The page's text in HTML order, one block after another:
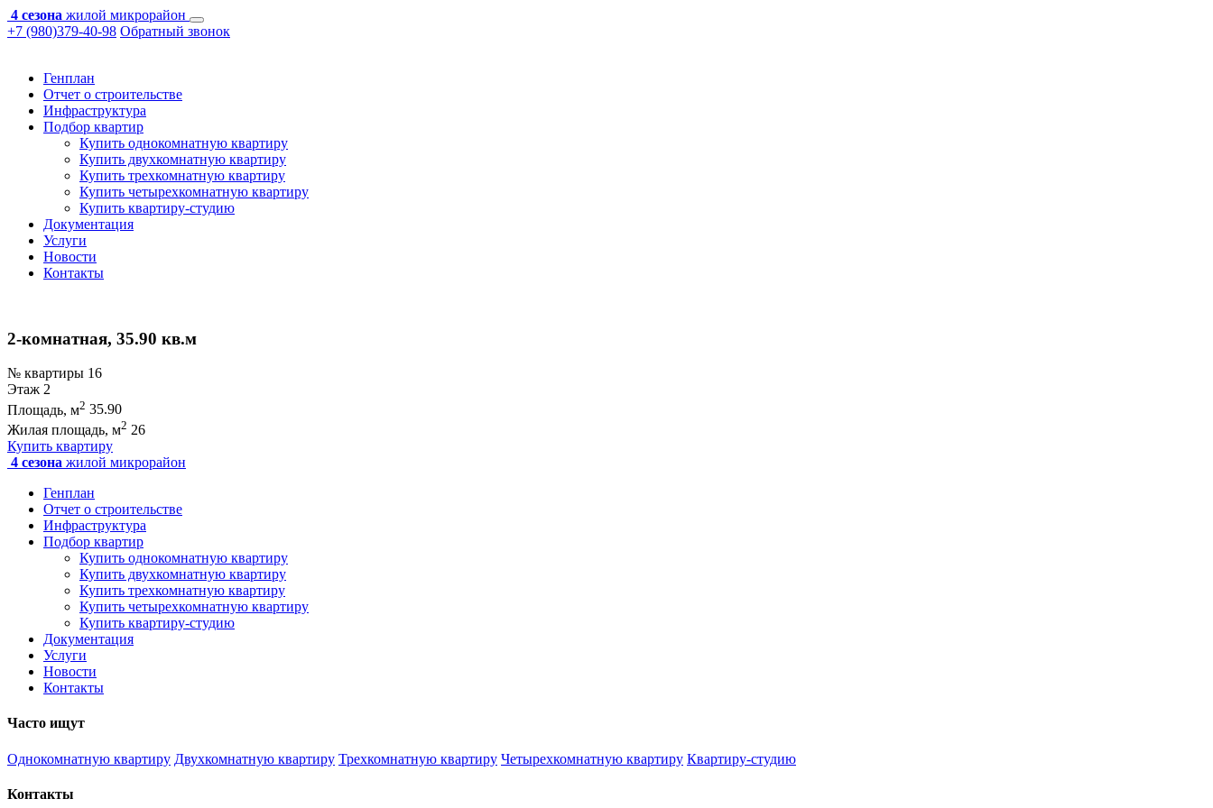
4 сезона жилой микрорайон
+7 (980)379-40-98 Обратный звонок
Генплан
Отчет о строительстве
Инфраструктура
Подбор квартир
Купить однокомнатную квартиру
Купить двухкомнатную квартиру
Купить трехкомнатную квартиру
Купить четырехкомнатную квартиру
Купить квартиру-студию
Документация
Услуги
Новости
Контакты
2-комнатная, 35.90 кв.м
№ квартиры 16
Этаж 2
Площадь, м2 35.90
Жилая площадь, м2 26
Купить квартиру
4 сезона жилой микрорайон
Генплан
Отчет о строительстве
Инфраструктура
Подбор квартир
Купить однокомнатную квартиру
Купить двухкомнатную квартиру
Купить трехкомнатную квартиру
Купить четырехкомнатную квартиру
Купить квартиру-студию
Документация
Услуги
Новости
Контакты
Часто ищут
Однокомнатную квартиру Двухкомнатную квартиру Трехкомнатную квартиру Четырехкомнатную квартиру Квартиру-студию
Контакты